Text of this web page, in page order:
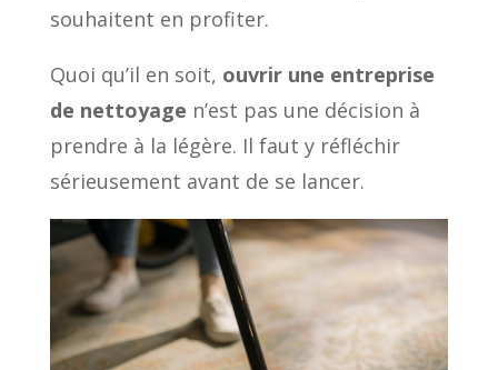
souhaitent en profiter.
Quoi qu’il en soit, ouvrir une entreprise
de nettoyage n’est pas une décision à
prendre à la légère. Il faut y réfléchir
sérieusement avant de se lancer.